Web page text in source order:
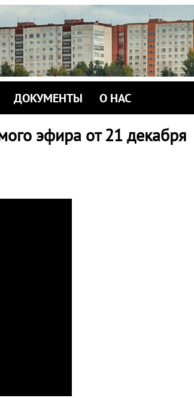
ДОКУМЕНТЫ О НАС
эфира от 21 декабря